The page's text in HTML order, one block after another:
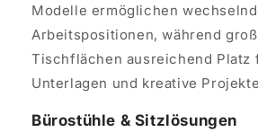
Modelle ermöglichen
Arbeitspositionen, während
Tischflächen ausreichend Platz
Unterlagen und kreative
Bürostühle & Sitzlösungen